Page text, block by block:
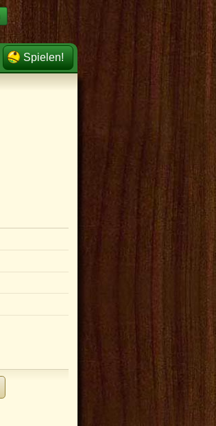
Spielen!